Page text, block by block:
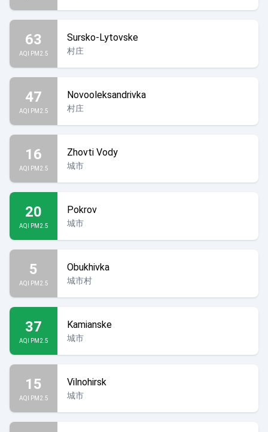
63
AQI PM2.5
Sursko-Lytovske
村庄
47
AQI PM2.5
Novooleksandrivka
村庄
16
AQI PM2.5
Zhovti Vody
城市
20
AQI PM2.5
Pokrov
城市
5
AQI PM2.5
Obukhivka
城市村
37
AQI PM2.5
Kamianske
城市
15
AQI PM2.5
Vilnohirsk
城市